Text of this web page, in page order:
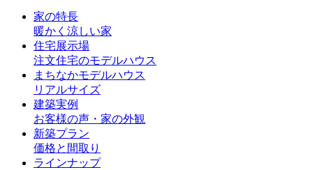
家の特長
暖かく涼しい家
住宅展示場
注文住宅のモデルハウス
まちなかモデルハウス
リアルサイズ
建築実例
お客様の声・家の外観
新築プラン
価格と間取り
ラインナップ